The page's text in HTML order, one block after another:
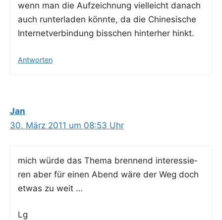
wenn man die Auf­zeich­nung viel­leicht danach
auch run­ter­la­den könn­te, da die Chi­ne­si­sche
Inter­net­ver­bin­dung biss­chen hin­ter­her hinkt.
Antworten
Jan
30. März 2011 um 08:53 Uhr
mich wür­de das The­ma bren­nend inter­es­sie­
ren aber für einen Abend wäre der Weg doch
etwas zu weit …
Lg